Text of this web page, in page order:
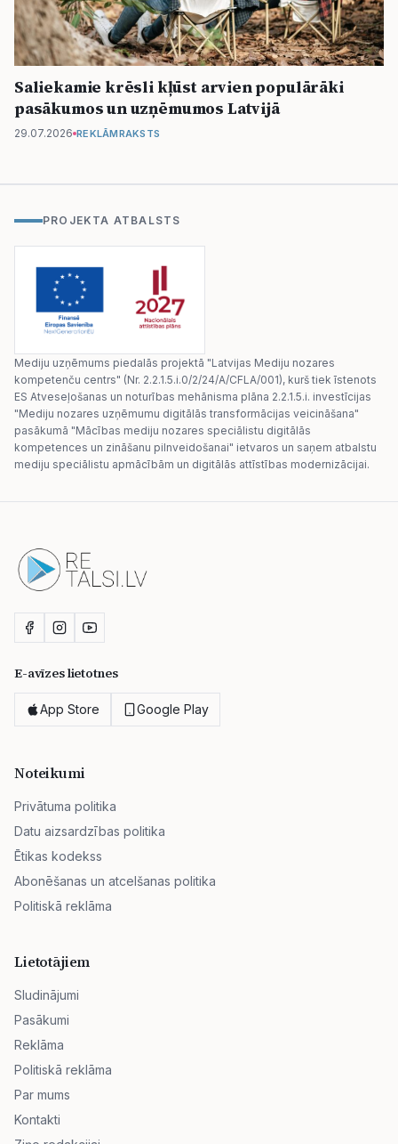
Saliekamie krēsli kļūst arvien populārāki
pasākumos un uzņēmumos Latvijā
29.07.2026 REKLĀMRAKSTS
PROJEKTA ATBALSTS
Mediju uzņēmums piedalās projektā "Latvijas Mediju nozares
kompetenču centrs" (Nr. 2.2.1.5.i.0/2/24/A/CFLA/001), kurš tiek īstenots
ES Atveseļošanas un noturības mehānisma plāna 2.2.1.5.i. investīcijas
"Mediju nozares uzņēmumu digitālās transformācijas veicināšana"
pasākumā "Mācības mediju nozares speciālistu digitālās
kompetences un zināšanu pilnveidošanai" ietvaros un saņem atbalstu
mediju speciālistu apmācībām un digitālās attīstības modernizācijai.
E-avīzes lietotnes
App Store Google Play
Noteikumi
Privātuma politika
Datu aizsardzības politika
Ētikas kodekss
Abonēšanas un atcelšanas politika
Politiskā reklāma
Lietotājiem
Sludinājumi
Pasākumi
Reklāma
Politiskā reklāma
Par mums
Kontakti